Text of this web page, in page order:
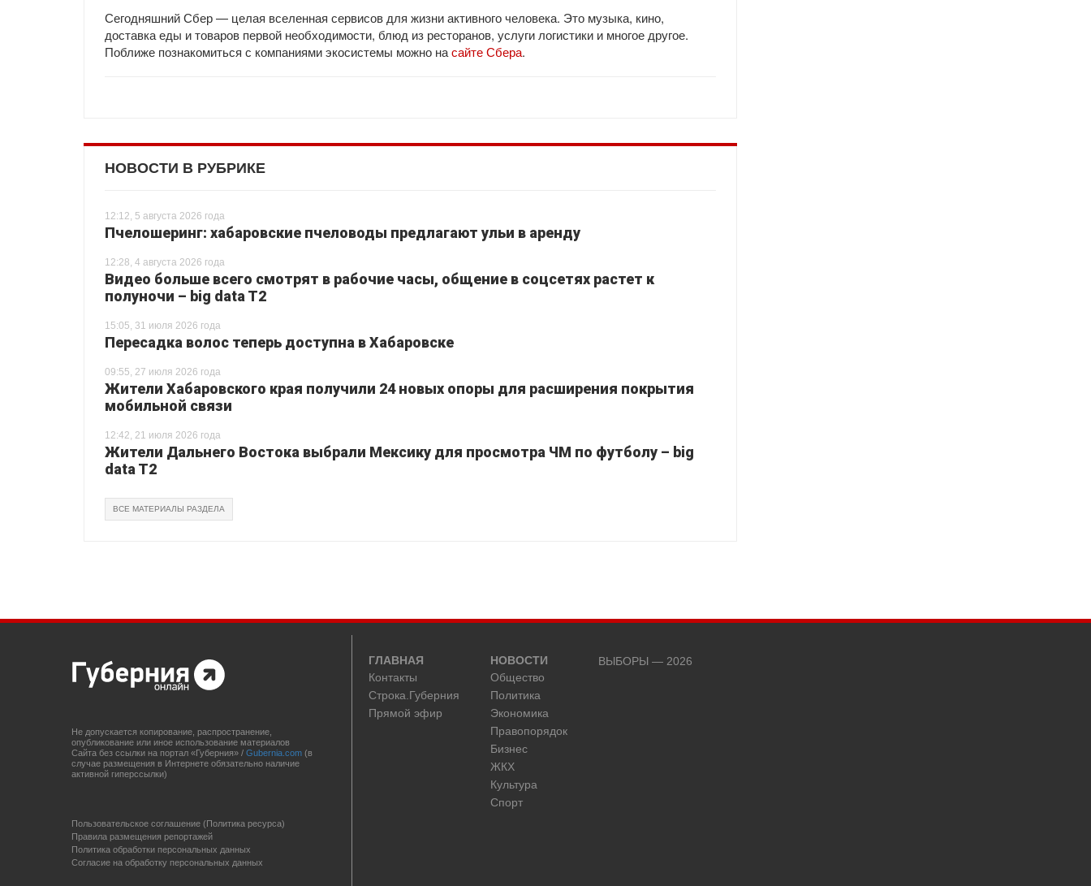
Сегодняшний Сбер — целая вселенная сервисов для жизни активного человека. Это музыка, кино,
доставка еды и товаров первой необходимости, блюд из ресторанов, услуги логистики и многое другое.
Поближе познакомиться с компаниями экосистемы можно насайте Сбера.
НОВОСТИ В РУБРИКЕ
12:12, 5 августа 2026 года
Пчелошеринг: хабаровские пчеловоды предлагают ульи в аренду
12:28, 4 августа 2026 года
Видео больше всего смотрят в рабочие часы, общение в соцсетях растет к
полуночи – big data T2
15:05, 31 июля 2026 года
Пересадка волос теперь доступна в Хабаровске
09:55, 27 июля 2026 года
Жители Хабаровского края получили 24 новых опоры для расширения покрытия
мобильной связи
12:42, 21 июля 2026 года
Жители Дальнего Востока выбрали Мексику для просмотра ЧМ по футболу – big
data T2
ВСЕ МАТЕРИАЛЫ РАЗДЕЛА
Не допускается копирование, распространение,
опубликование или иное использование материалов
Сайта без ссылки на портал «Губерния» / Gubernia.com (в
случае размещения в Интернете обязательно наличие
активной гиперссылки)
Пользовательское соглашение (Политика ресурса)
Правила размещения репортажей
Политика обработки персональных данных
Согласие на обработку персональных данных
ГЛАВНАЯ
Контакты
Строка.Губерния
Прямой эфир
НОВОСТИ
Общество
Политика
Экономика
Правопорядок
Бизнес
ЖКХ
Культура
Спорт
ВЫБОРЫ — 2026